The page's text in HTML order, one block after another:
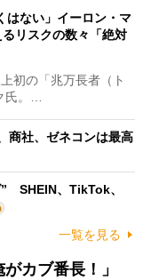
はない」イーロン・マ
リスクの数々「絶対
初の「兆万長者（ト
氏。…
商社、ゼネコンは最高
SHEIN、TikTok、
一覧を見る
カブ番長！」